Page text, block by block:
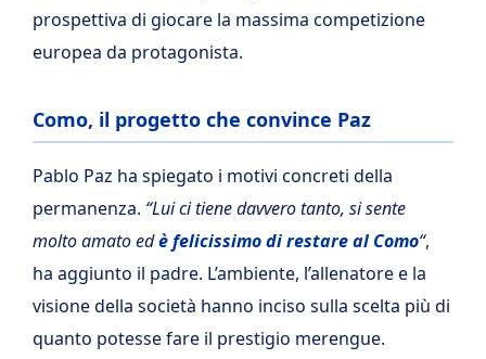
prospettiva di giocare la massima competizione
europea da protagonista.
Como, il progetto che convince Paz
Pablo Paz ha spiegato i motivi concreti della
permanenza. “Lui ci tiene davvero tanto, si sente
molto amato edè felicissimo di restare al Como“,
ha aggiunto il padre. L’ambiente, l’allenatore e la
visione della società hanno inciso sulla scelta più di
quanto potesse fare il prestigio merengue.